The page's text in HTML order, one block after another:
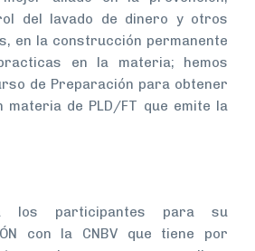
del lavado de dinero y otros
en la construcción permanente
en la materia; hemos
de Preparación para obtener
materia de PLD/FT que emite la
los participantes para su
con la CNBV que tiene por